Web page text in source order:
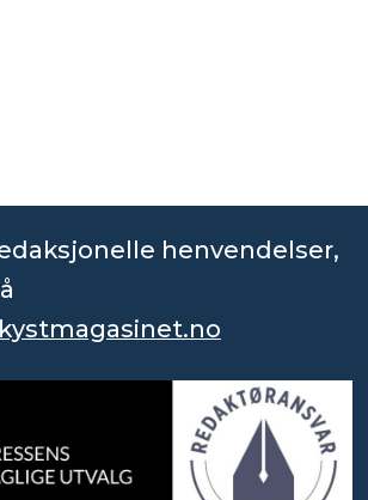
henvendelser,